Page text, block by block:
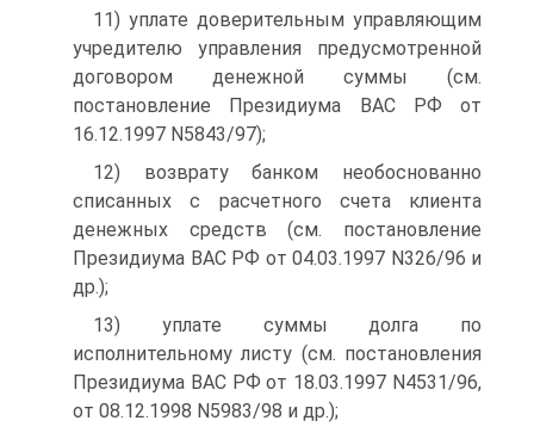
11) уплате доверительным управляющим
учредителю управления предусмотренной
договором денежной суммы (см.
постановление Президиума ВАС РФ от
16.12.1997 N5843/97);
12) возврату банком необоснованно
списанных с расчетного счета клиента
денежных средств (см. постановление
Президиума ВАС РФ от 04.03.1997 N326/96 и
др.);
13) уплате суммы долга по
исполнительному листу (см. постановления
Президиума ВАС РФ от 18.03.1997 N4531/96,
от 08.12.1998 N5983/98 и др.);